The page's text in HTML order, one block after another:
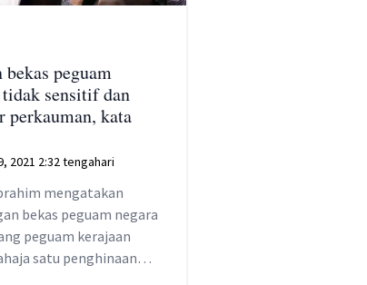
bekas peguam
tidak sensitif dan
perkauman, kata
2021 2:32 tengahari
mengatakan
bekas peguam negara
peguam kerajaan
satu penghinaan